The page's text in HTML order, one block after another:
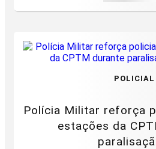
POLICIAL
Polícia Militar reforça
estações da